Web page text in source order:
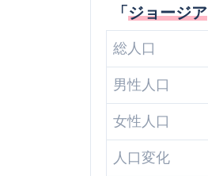
「ジョージア
総人口
男性人口
女性人口
人口変化